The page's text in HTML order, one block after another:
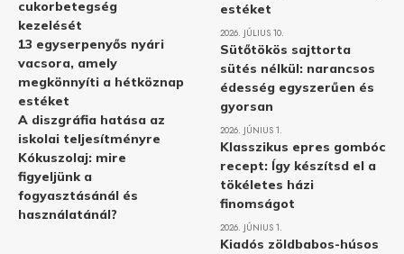
cukorbetegség
kezelését
13 egyserpenyős nyári
vacsora, amely
megkönnyíti a hétköznap
estéket
A diszgráfia hatása az
iskolai teljesítményre
Kókuszolaj: mire
figyeljünk a
fogyasztásánál és
használatánál?
estéket
2026. JÚLIUS 10.
Sütőtökös sajttorta
sütés nélkül: narancsos
édesség egyszerűen és
gyorsan
2026. JÚNIUS 1.
Klasszikus epres gombóc
recept: Így készítsd el a
tökéletes házi
finomságot
2026. JÚNIUS 1.
Kiadós zöldbabos-húsos